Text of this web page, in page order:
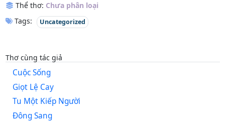
Thể thơ: Chưa phân loại
Tags:
Uncategorized
Thơ cùng tác giả
Cuộc Sống
Giọt Lệ Cay
Tu Một Kiếp Người
Đông Sang